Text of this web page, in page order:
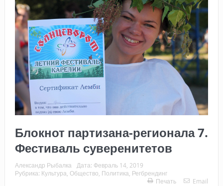
Блокнот партизана-регионала 7.
Фестиваль суверенитетов
Александр Рыбалка Дата: Февраль 14, 2019
Рубрика: Культура Общество Политика Регбрендинг
Печать
Email